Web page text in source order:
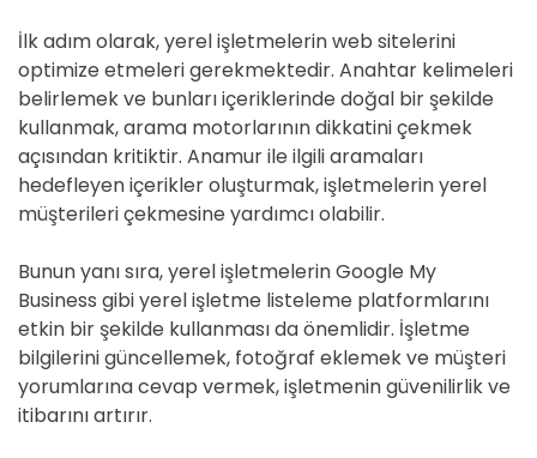
İlk adım olarak, yerel işletmelerin web sitelerini
optimize etmeleri gerekmektedir. Anahtar kelimeleri
belirlemek ve bunları içeriklerinde doğal bir şekilde
kullanmak, arama motorlarının dikkatini çekmek
açısından kritiktir. Anamur ile ilgili aramaları
hedefleyen içerikler oluşturmak, işletmelerin yerel
müşterileri çekmesine yardımcı olabilir.
Bunun yanı sıra, yerel işletmelerin Google My
Business gibi yerel işletme listeleme platformlarını
etkin bir şekilde kullanması da önemlidir. İşletme
bilgilerini güncellemek, fotoğraf eklemek ve müşteri
yorumlarına cevap vermek, işletmenin güvenilirlik ve
itibarını artırır.